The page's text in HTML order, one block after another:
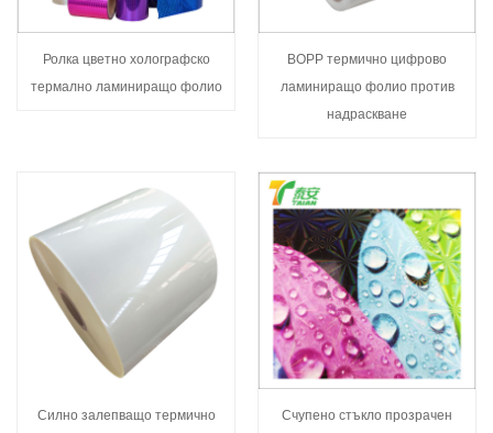
Ролка цветно холографско
термално ламиниращо фолио
BOPP термично цифрово
ламиниращо фолио против
надраскване
Силно залепващо термично
Счупено стъкло прозрачен